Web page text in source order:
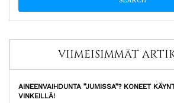
VIIMEISIMMÄT
AINEENVAIHDUNTA ”JUMISSA”? KONEET
VINKEILLÄ!